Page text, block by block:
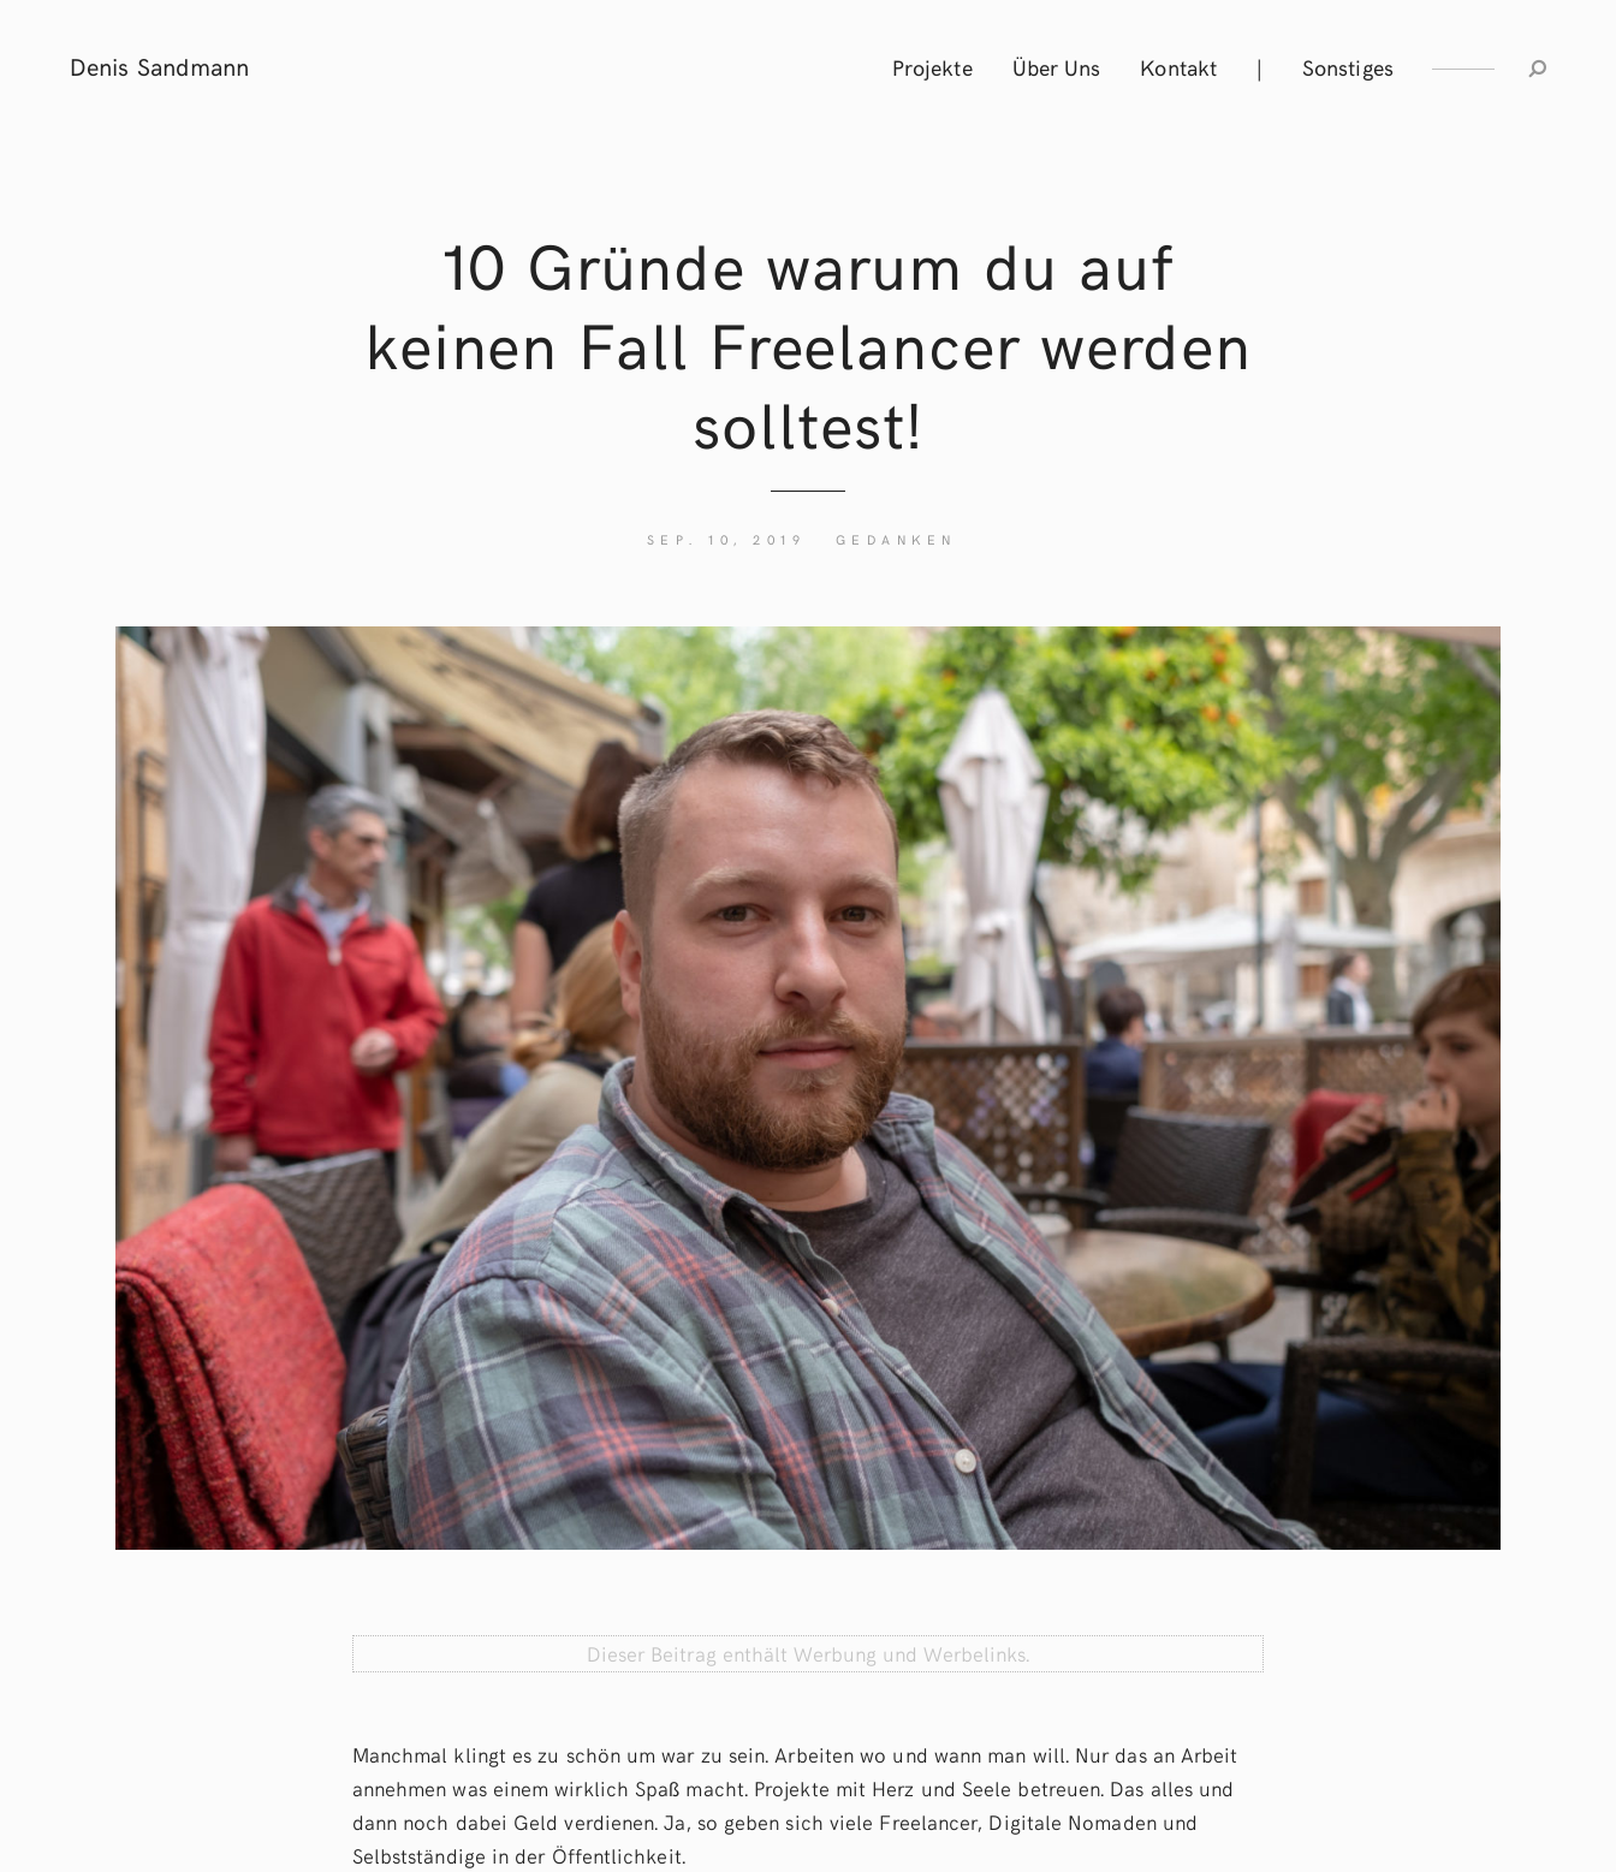
Denis Sandmann Projekte Über Uns Kontakt | Sonstiges
10 Gründe warum du auf
keinen Fall Freelancer werden
solltest!
SEP. 10, 2019 GEDANKEN
Dieser Beitrag enthält Werbung und Werbelinks.
Manchmal klingt es zu schön um war zu sein. Arbeiten wo und wann man will. Nur das an Arbeit
annehmen was einem wirklich Spaß macht. Projekte mit Herz und Seele betreuen. Das alles und
dann noch dabei Geld verdienen. Ja, so geben sich viele Freelancer, Digitale Nomaden und
Selbstständige in der Öffentlichkeit.